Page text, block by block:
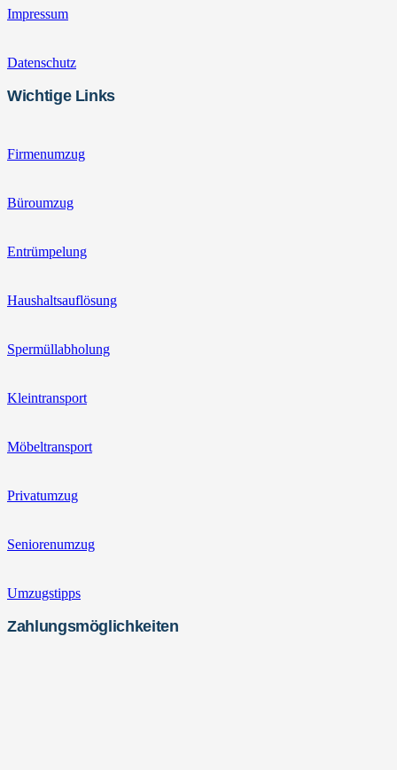
Impressum
Datenschutz
Wichtige Links
Firmenumzug
Büroumzug
Entrümpelung
Haushaltsauflösung
Spermüllabholung
Kleintransport
Möbeltransport
Privatumzug
Seniorenumzug
Umzugstipps
Zahlungsmöglichkeiten